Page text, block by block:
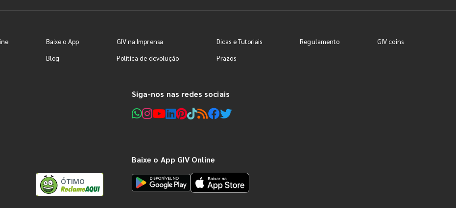
Baixe o App GIV na Imprensa Dicas e Tutoriais Regulamento
GIV coins
Blog Política de devolução Prazos
Siga-nos nas redes sociais
ÓTIMO
Baixe o App GIV Online